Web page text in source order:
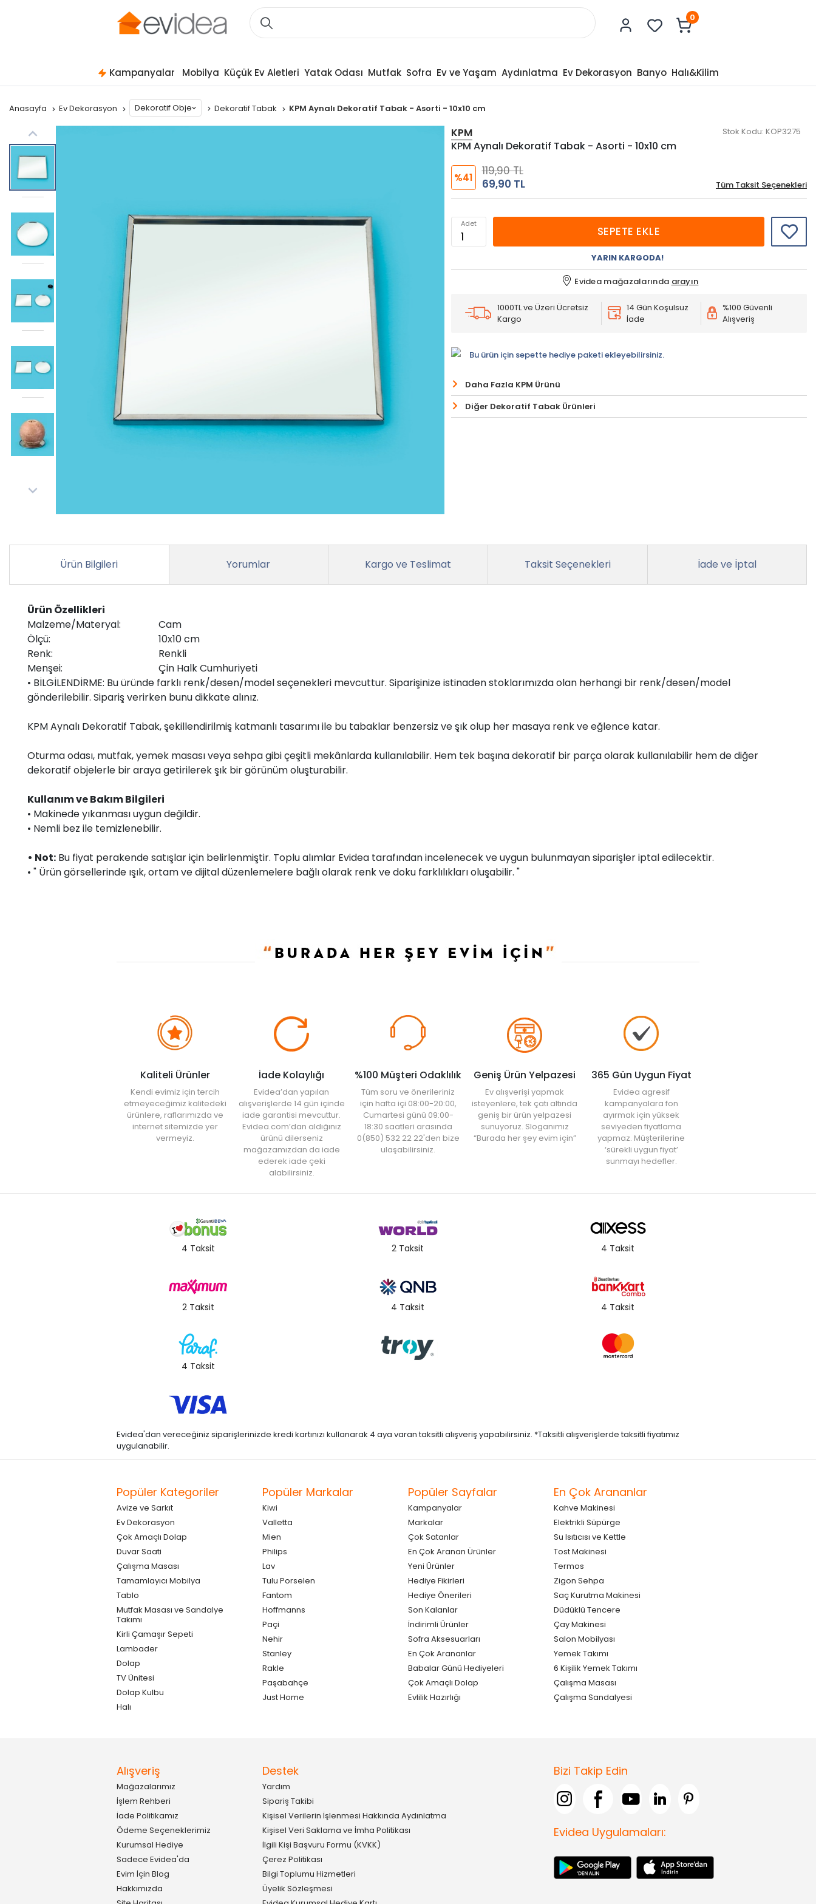
0
Kampanyalar Mobilya Küçük Ev Aletleri Yatak Odası Mutfak Sofra Ev ve Yaşam Aydınlatma Ev Dekorasyon Banyo Halı&Kilim
Anasayfa Ev Dekorasyon Dekoratif Obje Dekoratif Tabak KPM Aynalı Dekoratif Tabak - Asorti - 10x10 cm
KPM Stok Kodu: KOP3275
KPM Aynalı Dekoratif Tabak - Asorti - 10x10 cm
%41
119,90 TL
69,90 TL
Tüm Taksit Seçenekleri
Adet
SEPETE EKLE
YARIN KARGODA!
Evidea mağazalarında arayın
1000TL ve Üzeri Ücretsiz
Kargo
14 Gün Koşulsuz
İade
%100 Güvenli
Alışveriş
Bu ürün için sepette hediye paketi ekleyebilirsiniz.
Daha Fazla KPM Ürünü
Diğer Dekoratif Tabak Ürünleri
Ürün Bilgileri Yorumlar Kargo ve Teslimat Taksit Seçenekleri İade ve İptal
Ürün Özellikleri
Malzeme/Materyal:
Cam
Ölçü:
10x10 cm
Renk:
Renkli
Menşei:
Çin Halk Cumhuriyeti
• BİLGİLENDİRME: Bu üründe farklı renk/desen/model seçenekleri mevcuttur. Siparişinize istinaden stoklarımızda olan herhangi bir renk/desen/model
gönderilebilir. Sipariş verirken bunu dikkate alınız.
KPM Aynalı Dekoratif Tabak, şekillendirilmiş katmanlı tasarımı ile bu tabaklar benzersiz ve şık olup her masaya renk ve eğlence katar.
Oturma odası, mutfak, yemek masası veya sehpa gibi çeşitli mekânlarda kullanılabilir. Hem tek başına dekoratif bir parça olarak kullanılabilir hem de diğer
dekoratif objelerle bir araya getirilerek şık bir görünüm oluşturabilir.
Kullanım ve Bakım Bilgileri
• Makinede yıkanması uygun değildir.
• Nemli bez ile temizlenebilir.
• Not: Bu fiyat perakende satışlar için belirlenmiştir. Toplu alımlar Evidea tarafından incelenecek ve uygun bulunmayan siparişler iptal edilecektir.
• " Ürün görsellerinde ışık, ortam ve dijital düzenlemelere bağlı olarak renk ve doku farklılıkları oluşabilir. "
Kaliteli Ürünler
Kendi evimiz için tercih
etmeyeceğimiz kalitedeki
ürünlere, raflarımızda ve
internet sitemizde yer
vermeyiz.
İade Kolaylığı
Evidea’dan yapılan
alışverişlerde 14 gün içinde
iade garantisi mevcuttur.
Evidea.com’dan aldığınız
ürünü dilerseniz
mağazamızdan da iade
ederek iade çeki
alabilirsiniz.
%100 Müşteri Odaklılık
Tüm soru ve önerileriniz
için hafta içi 08:00-20:00,
Cumartesi günü 09:00-
18:30 saatleri arasında
0(850) 532 22 22'den bize
ulaşabilirsiniz.
Geniş Ürün Yelpazesi
Ev alışverişi yapmak
isteyenlere, tek çatı altında
geniş bir ürün yelpazesi
sunuyoruz. Sloganımız
“Burada her şey evim için”
365 Gün Uygun Fiyat
Evidea agresif
kampanyalara fon
ayırmak için yüksek
seviyeden fiyatlama
yapmaz. Müşterilerine
‘sürekli uygun fiyat’
sunmayı hedefler.
4 Taksit 2 Taksit 4 Taksit
2 Taksit 4 Taksit 4 Taksit
4 Taksit
Evidea'dan vereceğiniz siparişlerinizde kredi kartınızı kullanarak 4 aya varan taksitli alışveriş yapabilirsiniz. *Taksitli alışverişlerde taksitli fiyatımız
uygulanabilir.
Popüler Kategoriler
Avize ve Sarkıt
Ev Dekorasyon
Çok Amaçlı Dolap
Duvar Saati
Çalışma Masası
Tamamlayıcı Mobilya
Tablo
Mutfak Masası ve Sandalye
Takımı
Kirli Çamaşır Sepeti
Lambader
Dolap
TV Ünitesi
Dolap Kulbu
Halı
Popüler Markalar
Kiwi
Valletta
Mien
Philips
Lav
Tulu Porselen
Fantom
Hoffmanns
Paçi
Nehir
Stanley
Rakle
Paşabahçe
Just Home
Popüler Sayfalar
Kampanyalar
Markalar
Çok Satanlar
En Çok Aranan Ürünler
Yeni Ürünler
Hediye Fikirleri
Hediye Önerileri
Son Kalanlar
İndirimli Ürünler
Sofra Aksesuarları
En Çok Arananlar
Babalar Günü Hediyeleri
Çok Amaçlı Dolap
Evlilik Hazırlığı
En Çok Arananlar
Kahve Makinesi
Elektrikli Süpürge
Su Isıtıcısı ve Kettle
Tost Makinesi
Termos
Zigon Sehpa
Saç Kurutma Makinesi
Düdüklü Tencere
Çay Makinesi
Salon Mobilyası
Yemek Takımı
6 Kişilik Yemek Takımı
Çalışma Masası
Çalışma Sandalyesi
Alışveriş
Mağazalarımız
İşlem Rehberi
İade Politikamız
Ödeme Seçeneklerimiz
Kurumsal Hediye
Sadece Evidea'da
Evim İçin Blog
Hakkımızda
Destek
Yardım
Sipariş Takibi
Kişisel Verilerin İşlenmesi Hakkında Aydınlatma
Kişisel Veri Saklama ve İmha Politikası
İlgili Kişi Başvuru Formu (KVKK)
Çerez Politikası
Bilgi Toplumu Hizmetleri
Üyelik Sözleşmesi
Bizi Takip Edin
Evidea Uygulamaları: